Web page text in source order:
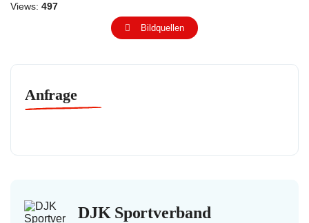
Views: 497
Bildquellen
Anfrage
DJK Sportverband